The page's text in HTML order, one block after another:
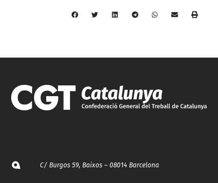
C/ Burgos 59, Baixos – 08014 Barcelona